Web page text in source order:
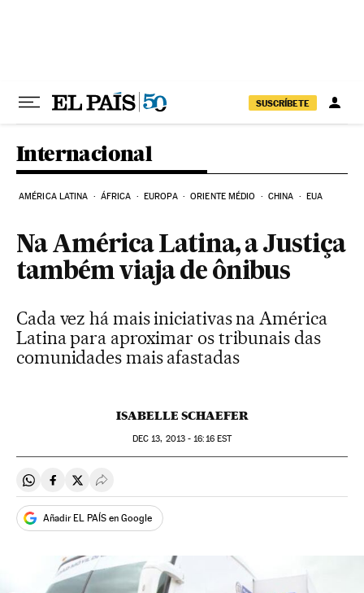
SUSCRÍBETE
Internacional
AMÉRICA LATINA ÁFRICA EUROPA ORIENTE MÉDIO CHINA EUA
Na América Latina, a Justiça
também viaja de ônibus
Cada vez há mais iniciativas na América
Latina para aproximar os tribunais das
comunidades mais afastadas
ISABELLE SCHAEFER
DEC 13, 2013 - 16:16EST
Compartir en Whatsapp
Compartir en Facebook
Compartir en Twitter
Desplegar Redes Sociales
Añadir EL PAÍS en Google